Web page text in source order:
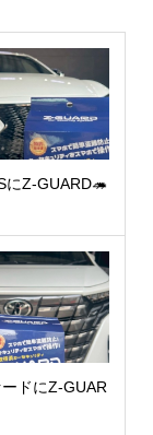
Z-GUARD🦔
ドにZ-GUAR